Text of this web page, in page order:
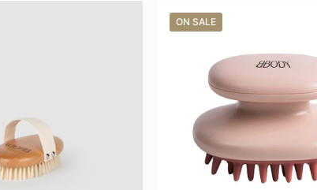
Product
ON SALE